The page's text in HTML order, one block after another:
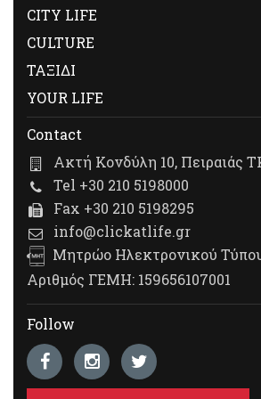
CITY LIFE
CULTURE
ΤΑΞΙΔΙ
YOUR LIFE
Contact
Ακτή Κονδύλη 10, Πειραιάς
Tel +30 210 5198000
Fax +30 210 5198295
info@clickatlife.gr
Μητρώο Ηλεκτρονικού
Αριθμός ΓΕΜΗ: 159656107001
Follow